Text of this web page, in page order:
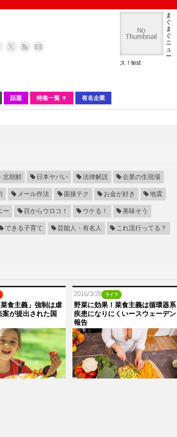
ま
ぐ
ま
ぐ
ニ
ュ
ー
ス！test
話題 特集一覧 ▼ 有名企業
北朝鮮 日本ヤバい 法律解説 企業の生現場
メール作法 面接テク お金が好き 地震
ー 目からウロコ！ ウケる！ 美味そう
できる子育て 芸能人・有名人 これ流行ってる？
食主義」強制は虐
が提出された国
2016/3/28 ライフ
野菜に効果！菜食主義は循環器系
疾患になりにくいースウェーデン
報告